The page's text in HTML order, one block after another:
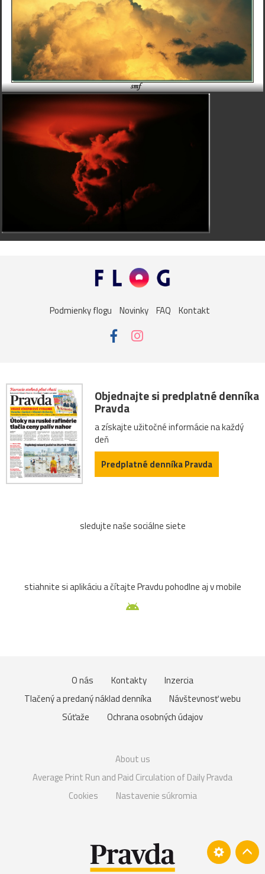
Podmienky flogu Novinky FAQ Kontakt
Objednajte si predplatné denníka
Pravda
a získajte užitočné informácie na každý
deň
Predplatné denníka Pravda
sledujte naše sociálne siete
stiahnite si aplikáciu a čítajte Pravdu pohodlne aj v mobile
O nás Kontakty
Inzercia
Tlačený a predaný náklad denníka
Návštevnosť webu
Súťaže
Ochrana osobných údajov
About us
Average Print Run and Paid Circulation of Daily Pravda
Cookies
Nastavenie súkromia